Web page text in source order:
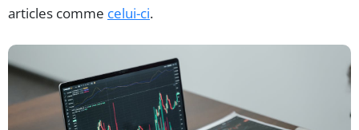
articles comme celui-ci.